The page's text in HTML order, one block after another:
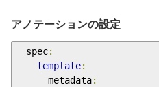
アノテーションの設定
spec:
template:
     metadata
: